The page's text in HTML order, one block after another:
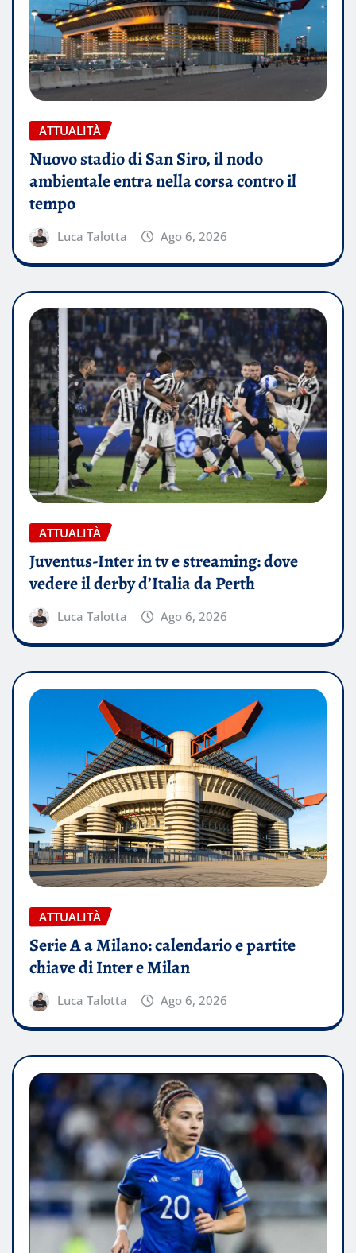
ATTUALITÀ
Nuovo stadio di San Siro, il nodo
ambientale entra nella corsa contro il
tempo
Luca Talotta Ago 6, 2026
ATTUALITÀ
Juventus-Inter in tv e streaming: dove
vedere il derby d’Italia da Perth
Luca Talotta Ago 6, 2026
ATTUALITÀ
Serie A a Milano: calendario e partite
chiave di Inter e Milan
Luca Talotta Ago 6, 2026